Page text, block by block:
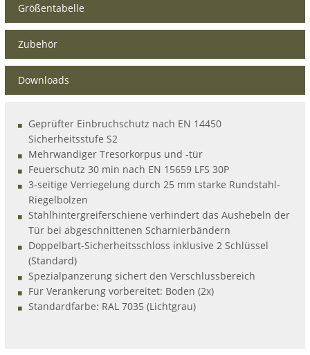
Größentabelle
Zubehör
Downloads
Geprüfter Einbruchschutz nach EN 14450
Sicherheitsstufe S2
Mehrwandiger Tresorkorpus und -tür
Feuerschutz 30 min nach EN 15659 LFS 30P
3-seitige Verriegelung durch 25 mm starke Rundstahl-
Riegelbolzen
Stahlhintergreiferschiene verhindert das Aushebeln der
Tür bei abgeschnittenen Scharnierbändern
Doppelbart-Sicherheitsschloss inklusive 2 Schlüssel
(Standard)
Spezialpanzerung sichert den Verschlussbereich
Für Verankerung vorbereitet: Boden (2x)
Standardfarbe: RAL 7035 (Lichtgrau)